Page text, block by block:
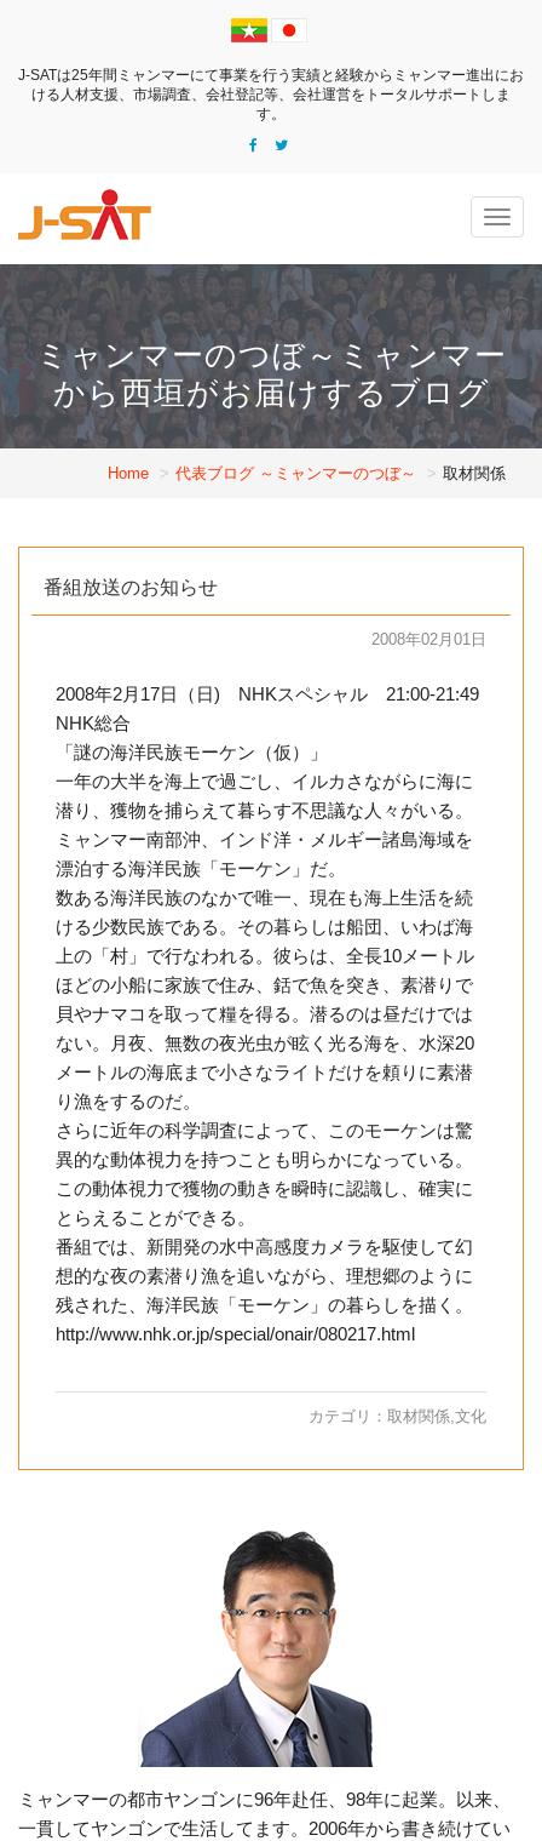
J-SATは25年間ミャンマーにて事業を行う実績と経験からミャンマー進出にお
ける 人材支援、市場調査、会社登記等、会社運営をトータルサポートしま
す。
ミャンマーのつぼ～ミャンマー
から西垣がお届けするブログ
Home 代表ブログ ～ミャンマーのつぼ～ 取材関係
番組放送のお知らせ
2008年02月01日
2008年2月17日（日) NHKスペシャル 21:00-21:49
NHK総合
「謎の海洋民族モーケン（仮）」
一年の大半を海上で過ごし、イルカさながらに海に
潜り、獲物を捕らえて暮らす不思議な人々がいる。
ミャンマー南部沖、インド洋・メルギー諸島海域を
漂泊する海洋民族「モーケン」だ。
数ある海洋民族のなかで唯一、現在も海上生活を続
ける少数民族である。その暮らしは船団、いわば海
上の「村」で行なわれる。彼らは、全長10メートル
ほどの小船に家族で住み、銛で魚を突き、素潜りで
貝やナマコを取って糧を得る。潜るのは昼だけでは
ない。月夜、無数の夜光虫が眩く光る海を、水深20
メートルの海底まで小さなライトだけを頼りに素潜
り漁をするのだ。
さらに近年の科学調査によって、このモーケンは驚
異的な動体視力を持つことも明らかになっている。
この動体視力で獲物の動きを瞬時に認識し、確実に
とらえることができる。
番組では、新開発の水中高感度カメラを駆使して幻
想的な夜の素潜り漁を追いながら、理想郷のように
残された、海洋民族「モーケン」の暮らしを描く。
http://www.nhk.or.jp/special/onair/080217.html
カテゴリ： 取材関係 文化
ミャンマーの都市ヤンゴンに96年赴任、98年に起業。以来、
一貫してヤンゴンで生活してます。2006年から書き続けてい